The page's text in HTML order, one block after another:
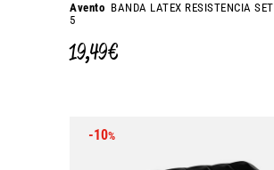
Avento BANDA LATEX RESISTENCIA SET
5
19,49 €
-10%